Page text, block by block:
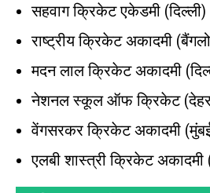
सहवाग क्रिकेट एकेडमी (दिल्ली)
राष्ट्रीय क्रिकेट अकादमी
मदन लाल क्रिकेट अकादमी
नेशनल स्कूल ऑफ क्रिकेट
वेंगसरकर क्रिकेट अकादमी
एलबी शास्त्री क्रिकेट अकादमी